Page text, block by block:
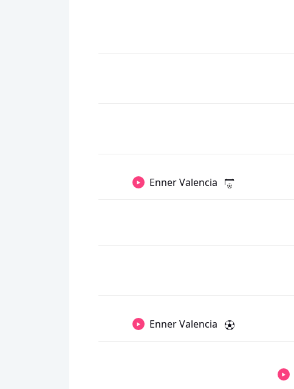
Enner Valencia
Enner Valencia